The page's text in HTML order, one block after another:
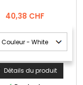
Prix
40,38 CHF
Détails du produit